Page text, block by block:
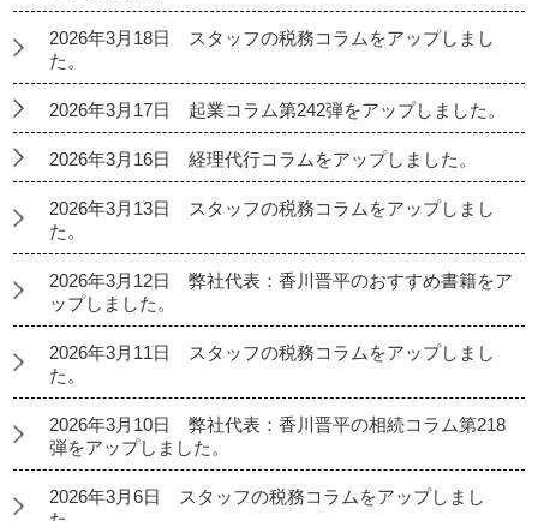
2026年3月18日 スタッフの税務コラムをアップしまし
た。
2026年3月17日 起業コラム第242弾をアップしました。
2026年3月16日 経理代行コラムをアップしました。
2026年3月13日 スタッフの税務コラムをアップしまし
た。
2026年3月12日 弊社代表：香川晋平のおすすめ書籍をア
ップしました。
2026年3月11日 スタッフの税務コラムをアップしまし
た。
2026年3月10日 弊社代表：香川晋平の相続コラム第218
弾をアップしました。
2026年3月6日 スタッフの税務コラムをアップしまし